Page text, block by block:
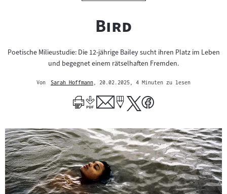
"
Bird
Poetische Milieustudie: Die 12-jährige Bailey sucht ihren Platz im Leben
und begegnet einem rätselhaften Fremden.
Von
Sarah Hoffmann
zum
Author
, 20.02.2025 , 4 Minuten zu lesen